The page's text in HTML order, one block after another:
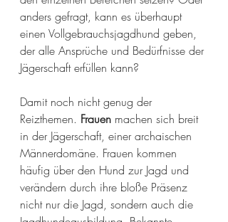
anders gefragt, kann es überhaupt
einen Vollgebrauchsjagdhund geben,
der alle Ansprüche und Bedürfnisse der
Jägerschaft erfüllen kann?
Damit noch nicht genug der
Reizthemen. Frauen machen sich breit
in der Jägerschaft, einer archaischen
Männerdomäne. Frauen kommen
häufig über den Hund zur Jagd und
verändern durch ihre bloße Präsenz
nicht nur die Jagd, sondern auch die